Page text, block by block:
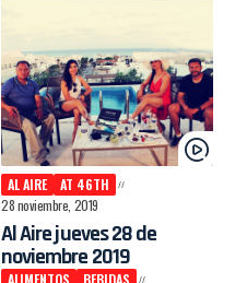
AL AIRE
AT 46TH
28 noviembre, 2019
Al Aire jueves 28 de
noviembre 2019